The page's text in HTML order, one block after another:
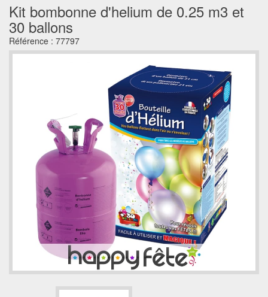
Kit bombonne d'helium de 0.25 m3 et
30 ballons
Référence : 77797